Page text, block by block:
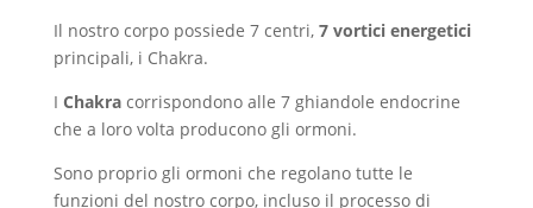
Il nostro corpo possiede 7 centri, 7 vortici energetici
principali, i Chakra.
I Chakracorrispondono alle 7 ghiandole endocrine
che a loro volta producono gli ormoni.
Sono proprio gli ormoni che regolano tutte le
funzioni del nostro corpo, incluso il processo di